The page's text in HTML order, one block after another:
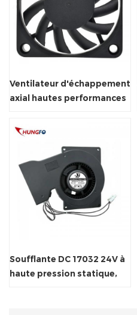
Ventilateur d'échappement
axial hautes performances
Soufflante DC 17032 24V à
haute pression statique,